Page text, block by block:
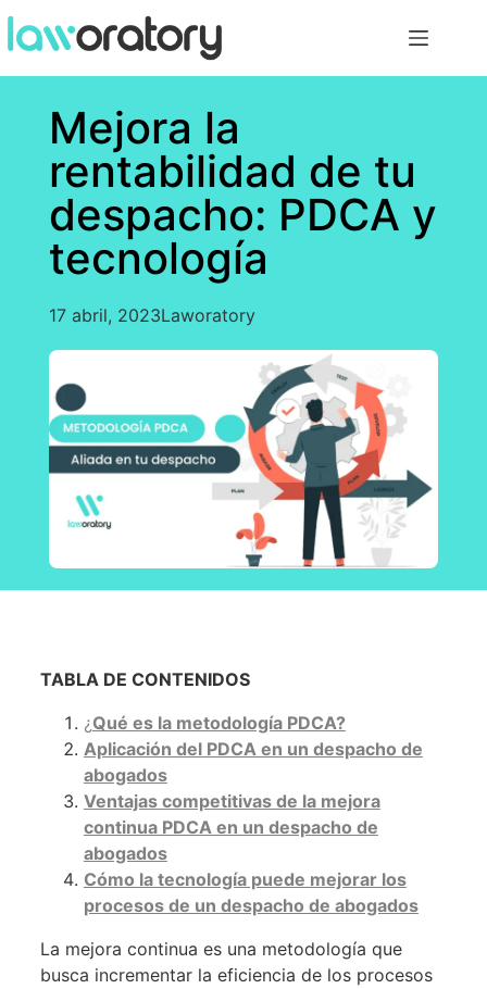
Mejora la
rentabilidad de tu
despacho: PDCA y
tecnología
17 abril, 2023Laworatory
TABLA DE CONTENIDOS
¿Qué es la metodología PDCA?
Aplicación del PDCA en un despacho de
abogados
Ventajas competitivas de la mejora
continua PDCA en un despacho de
abogados
Cómo la tecnología puede mejorar los
procesos de un despacho de abogados
La mejora continua es una metodología que
busca incrementar la eficiencia de los procesos